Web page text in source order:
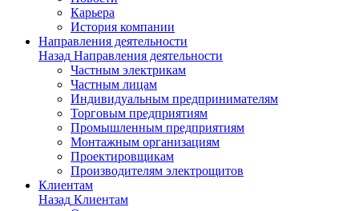
Карьера
История компании
Направления деятельности
Назад Направления деятельности
Частным электрикам
Частным лицам
Индивидуальным предпринимателям
Торговым предприятиям
Промышленным предприятиям
Монтажным организациям
Проектировщикам
Производителям электрощитов
Клиентам
Назад Клиентам